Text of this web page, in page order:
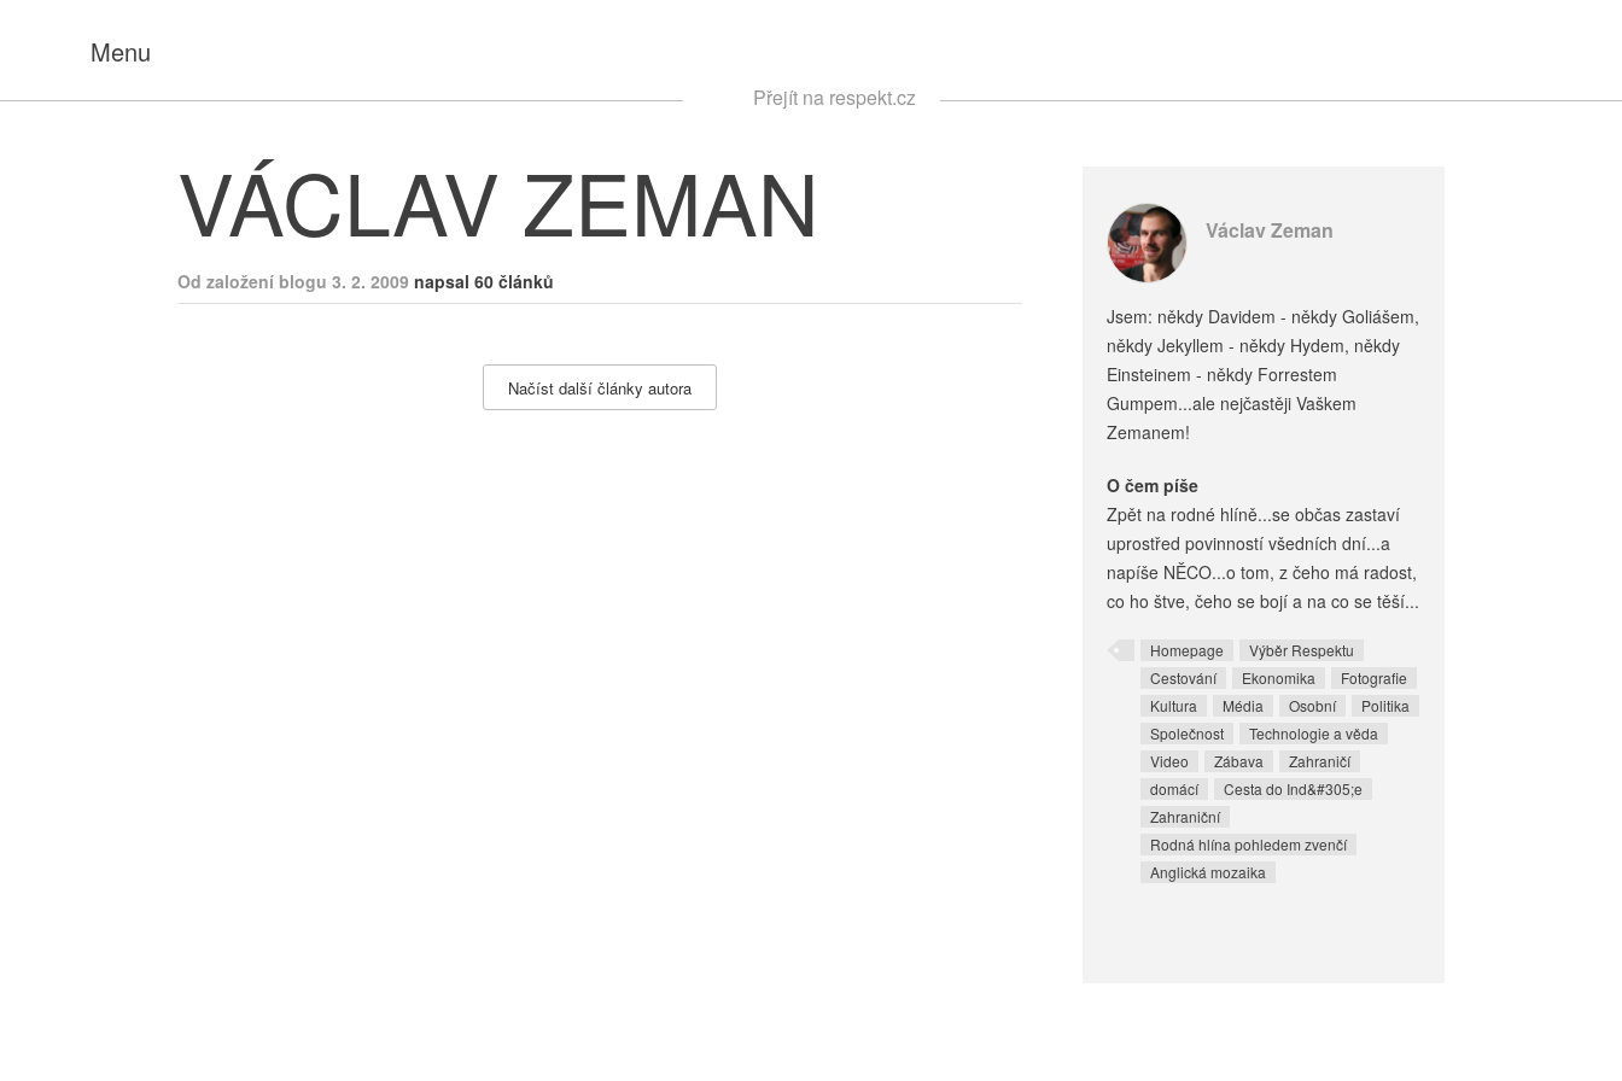
Menu
Přejít na respekt.cz
VÁCLAV ZEMAN
Od založení blogu 3. 2. 2009 napsal 60 článků
Načíst další články autora
Václav Zeman
Jsem: někdy Davidem - někdy Goliášem,
někdy Jekyllem - někdy Hydem, někdy
Einsteinem - někdy Forrestem
Gumpem...ale nejčastěji Vaškem
Zemanem!
O čem píše
Zpět na rodné hlíně...se občas zastaví
uprostřed povinností všedních dní...a
napíše NĚCO...o tom, z čeho má radost,
co ho štve, čeho se bojí a na co se těší...
Homepage
Výběr Respektu
Cestování
Ekonomika
Fotografie
Kultura
Média Osobní
Politika
Společnost
Technologie a věda
Video
Zábava
Zahraničí
domácí
Cesta do Ind&#305;e
Zahraniční
Rodná hlína pohledem zvenčí
Anglická mozaika